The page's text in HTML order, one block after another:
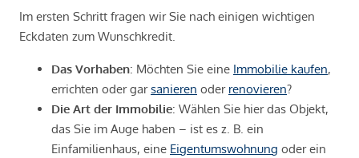
Im ersten Schritt fragen wir Sie nach einigen wichtigen
Eckdaten zum Wunschkredit.
Das Vorhaben: Möchten Sie eine Immobilie kaufen,
errichten oder garsanieren oder renovieren?
Die Art der Immobilie: Wählen Sie hier das Objekt,
das Sie im Auge haben – ist es z. B. ein
Einfamilienhaus, eine Eigentumswohnung oder ein